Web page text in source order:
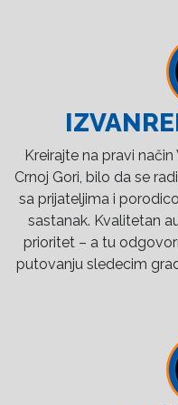
Kreirajte na pravi
Crnoj Gori, bilo da se
sa prijateljima i
sastanak. Kvalitetan
prioritet – a tu
putovanju sledecim